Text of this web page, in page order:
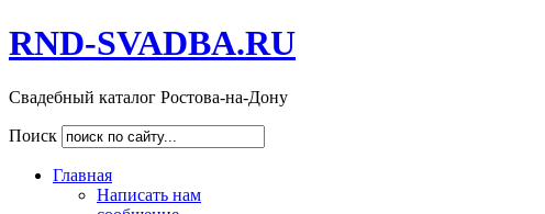
RND-SVADBA.RU
Свадебный каталог Ростова-на-Дону
Поиск
Главная
Написать нам